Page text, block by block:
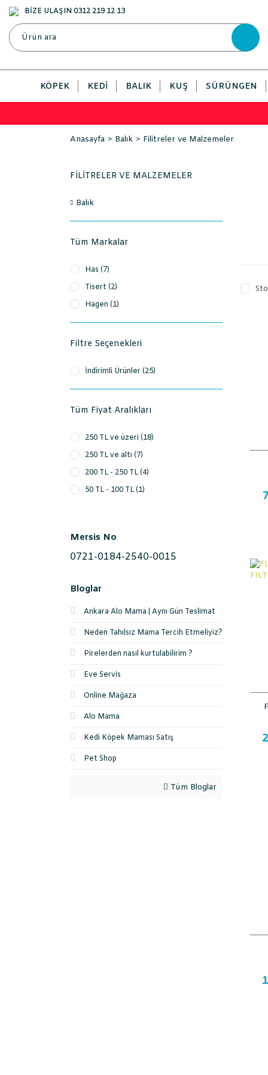
BİZE ULAŞIN 0312 219 12 13
KÖPEK KEDI BALIK KUŞ SÜRÜNGEN
Anasayfa Balık Filitreler ve Malzemeler
FILITRELER VE MALZEMELER
Balık
Tüm Markalar
Has (7)
Tisert (2)
Hagen (1)
Filtre Seçenekleri
İndirimli Ürünler (25)
Tüm Fiyat Aralıkları
250 TL ve üzeri (18)
250 TL ve altı (7)
200 TL - 250 TL (4)
50 TL - 100 TL (1)
Mersis No
0721-0184-2540-0015
Bloglar
Ankara Alo Mama | Aynı Gün Teslimat
Neden Tahılsız Mama Tercih Etmeliyiz?
Pirelerden nasıl kurtulabilirim ?
Eve Servis
Online Mağaza
Alo Mama
Kedi Köpek Maması Satış
Pet Shop
Tüm Bloglar